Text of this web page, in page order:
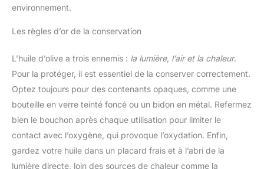
environnement.
Les règles d’or de la conservation
L’huile d’olive a trois ennemis : la lumière, l’air et la chaleur.
Pour la protéger, il est essentiel de la conserver correctement.
Optez toujours pour des contenants opaques, comme une
bouteille en verre teinté foncé ou un bidon en métal. Refermez
bien le bouchon après chaque utilisation pour limiter le
contact avec l’oxygène, qui provoque l’oxydation. Enfin,
gardez votre huile dans un placard frais et à l’abri de la
lumière directe, loin des sources de chaleur comme la